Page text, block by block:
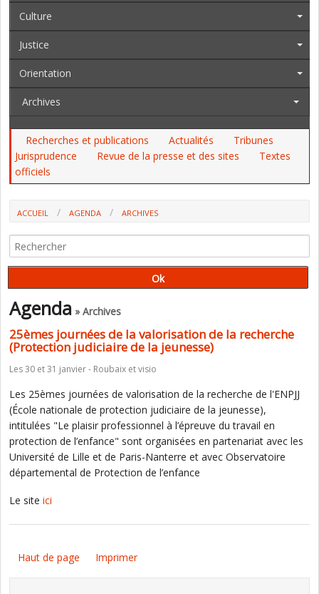
Culture
Justice
Orientation
Archives
Recherches et publications Actualités
Tribunes
Jurisprudence
Revue de la presse et des sites
Textes
officiels
ACCUEIL AGENDA
ARCHIVES
(PROTECTION JUDICIAIRE DE LA JEUNESSE)
Agenda » Archives
25èmes journées de la valorisation de la recherche
(Protection judiciaire de la jeunesse)
Les 30 et 31 janvier - Roubaix et visio
Les 25èmes journées de valorisation de la recherche de l'ENPJJ
(École nationale de protection judiciaire de la jeunesse),
intitulées "Le plaisir professionnel à l’épreuve du travail en
protection de l’enfance" sont organisées en partenariat avec les
Université de Lille et de Paris-Nanterre et avec Observatoire
départemental de Protection de l’enfance
Le site ici
Haut de page Imprimer